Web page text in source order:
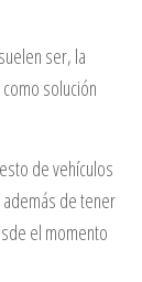
ser, la
solución
de vehículos
de tener
el momento